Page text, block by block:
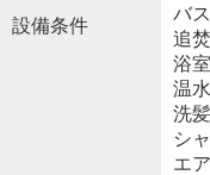
設備条件
バ
追
浴
温
洗
シ
エ